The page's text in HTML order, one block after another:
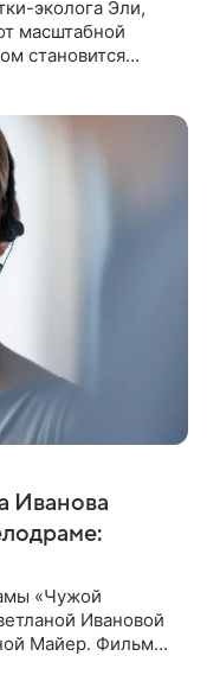
эколога Эли,
масштабной
становится
Иванова
«Чужой
Ивановой
Майер. Фильм